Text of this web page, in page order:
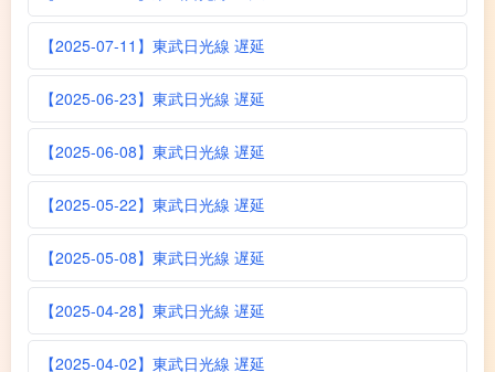
【2025-07-11】東武日光線 遅延
【2025-06-23】東武日光線 遅延
【2025-06-08】東武日光線 遅延
【2025-05-22】東武日光線 遅延
【2025-05-08】東武日光線 遅延
【2025-04-28】東武日光線 遅延
【2025-04-02】東武日光線 遅延